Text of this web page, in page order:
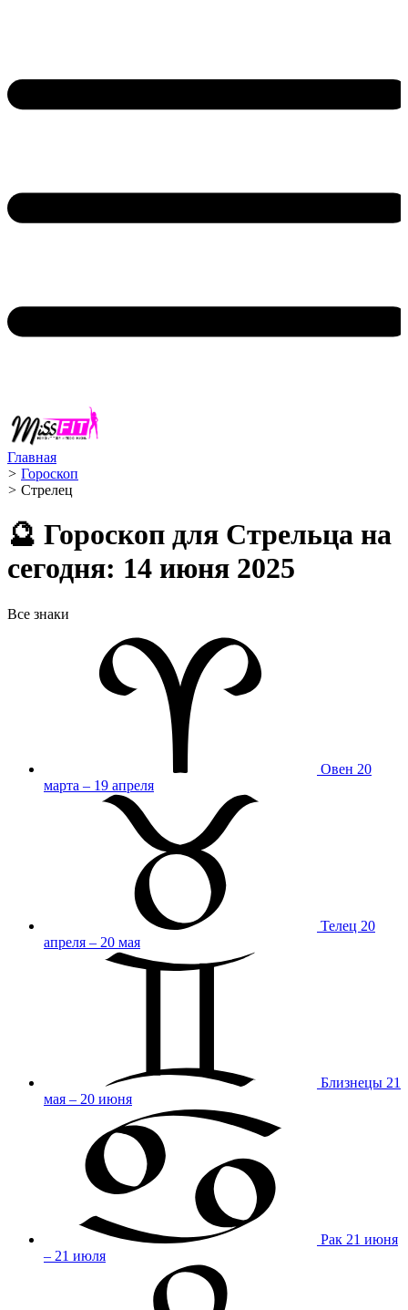
Главная
> Гороскоп
> Стрелец ️
🔮 Гороскоп для Стрельца на
сегодня: 14 июня 2025
Все знаки
Овен 20
марта – 19 апреля
Телец 20
апреля – 20 мая
Близнецы 21
мая – 20 июня
Рак 21 июня
– 21 июля